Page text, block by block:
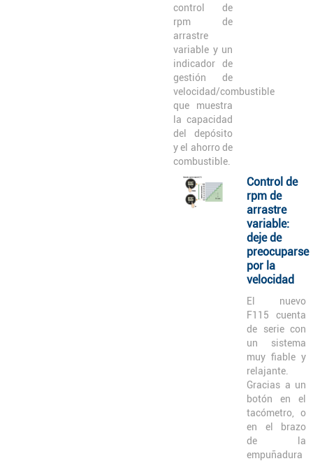
control de
rpm de
arrastre
variable y un
indicador de
gestión de
velocidad/combustible
que muestra
la capacidad
del depósito
y el ahorro de
combustible.
Control de
rpm de
arrastre
variable:
deje de
preocuparse
por la
velocidad
El nuevo
F115 cuenta
de serie con
un sistema
muy fiable y
relajante.
Gracias a un
botón en el
tacómetro, o
en el brazo
de la
empuñadura